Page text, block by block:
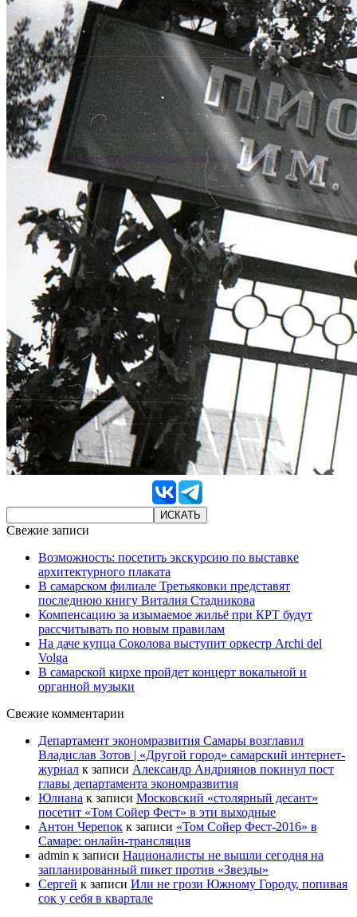
Свежие записи
Возможность: посетить экскурсию по выставке
архитектурного плаката
В самарском филиале Третьяковки представят
последнюю книгу Виталия Стадникова
Компенсацию за изымаемое жильё при КРТ будут
рассчитывать по новым правилам
На даче купца Соколова выступит оркестр Archi del
Volga
В самарской кирхе пройдет концерт вокальной и
органной музыки
Свежие комментарии
Департамент экономразвития Самары возглавил
Владислав Зотов | «Другой город» самарский интернет-
журнал к записи Александр Андриянов покинул пост
главы департамента экономразвития
Юлиана к записи Московский «столярный десант»
посетит «Том Сойер Фест» в эти выходные
Антон Черепок к записи «Том Сойер Фест-2016» в
Самаре: онлайн-трансляция
admin к записи Националисты не вышли сегодня на
запланированный пикет против «Звезды»
Сергей к записи Или не грози Южному Городу, попивая
сок у себя в квартале